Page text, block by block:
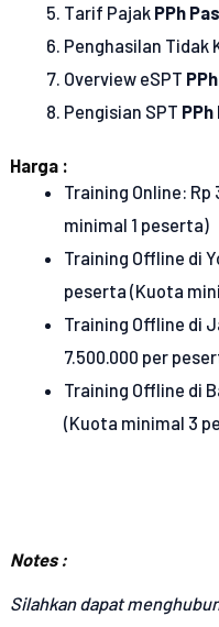
Tarif Pajak PPh
Penghasilan Tidak
Overview eSPT
Pengisian SPT
Harga :
Training Online:
minimal 1 peserta)
Training Offline di
peserta (Kuota
Training Offline di
7.500.000 per
Training Offline di
(Kuota minimal 3
Notes :
Silahkan dapat